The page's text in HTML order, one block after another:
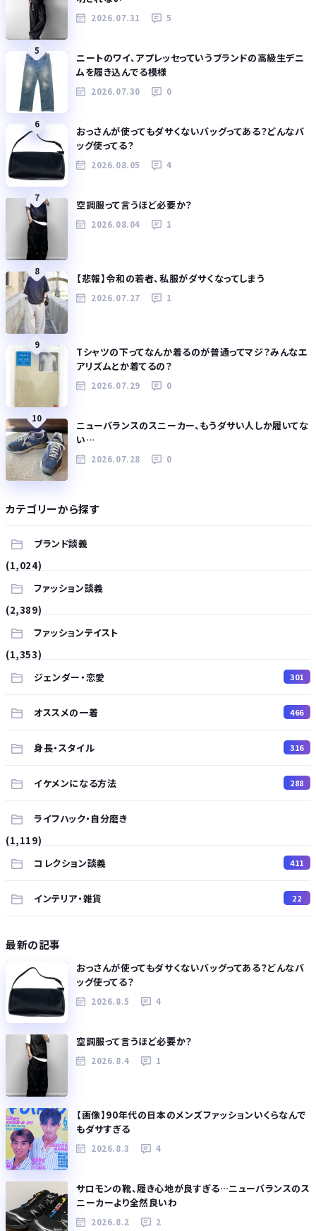
2026.07.31 5
5
ニートのワイ、アプレッセっていうブランドの高級生デニ
ムを履き込んでる模様
2026.07.30 0
6
おっさんが使ってもダサくないバッグってある？どんなバ
ッグ使ってる？
2026.08.05 4
7
空調服って言うほど必要か？
2026.08.04 1
8
【悲報】令和の若者、私服がダサくなってしまう
2026.07.27 1
9
Tシャツの下ってなんか着るのが普通ってマジ？みんなエ
アリズムとか着てるの？
2026.07.29 0
10
ニューバランスのスニーカー、もうダサい人しか履いてな
い…
2026.07.28 0
カテゴリーから探す
ブランド談義
(1,024)
ファッション談義
(2,389)
ファッションテイスト
(1,353)
ジェンダー・恋愛
301
オススメの一着 466
身長・スタイル 316
イケメンになる方法 288
ライフハック・自分磨き
(1,119)
コレクション談義
411
インテリア・雑貨 22
最新の記事
おっさんが使ってもダサくないバッグってある？どんなバ
ッグ使ってる？
2026.8.5 4
空調服って言うほど必要か？
2026.8.4 1
【画像】90年代の日本のメンズファッションいくらなんで
もダサすぎる
2026.8.3 4
サロモンの靴、履き心地が良すぎる…ニューバランスのス
ニーカーより全然良いわ
2026.8.2 2